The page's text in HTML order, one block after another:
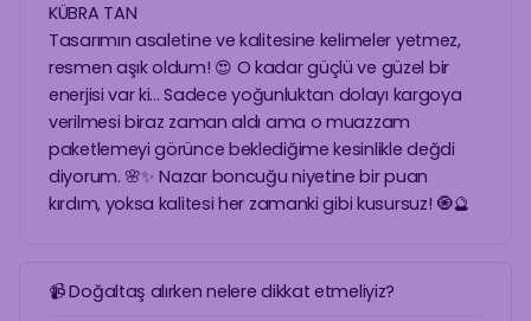
KÜBRA TAN
Tasarımın asaletine ve kalitesine kelimeler yetmez,
resmen aşık oldum! 😍 O kadar güçlü ve güzel bir
enerjisi var ki... Sadece yoğunluktan dolayı kargoya
verilmesi biraz zaman aldı ama o muazzam
paketlemeyi görünce beklediğime kesinlikle değdi
diyorum. 🌸✨ Nazar boncuğu niyetine bir puan
kırdım, yoksa kalitesi her zamanki gibi kusursuz! 🧿🔮
📹 Doğaltaş alırken nelere dikkat etmeliyiz?